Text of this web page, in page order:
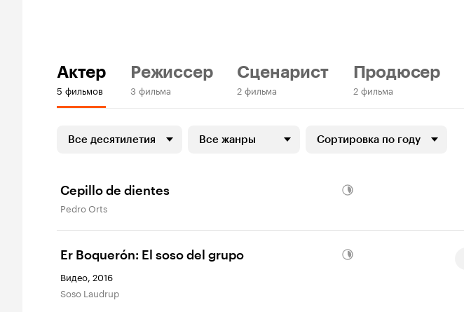
Актер
5 фильмов
Режиссер
3 фильма
Сценарист
2 фильма
Продюсер
2 фильма
Все десятилетия Все жанры Сортировка по году
Cepillo de dientes
Pedro Orts
Er Boquerón: El soso del grupo
Видео, 2016
Soso Laudrup